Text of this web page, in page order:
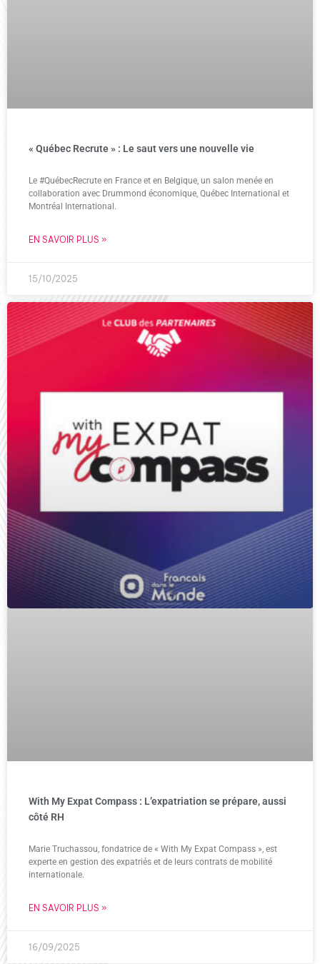
« Québec Recrute » : Le saut vers une nouvelle vie
Le #QuébecRecrute en France et en Belgique, un salon menée en
collaboration avec Drummond économique, Québec International et
Montréal International.
EN SAVOIR PLUS »
15/10/2025
With My Expat Compass : L’expatriation se prépare, aussi
côté RH
Marie Truchassou, fondatrice de « With My Expat Compass », est
experte en gestion des expatriés et de leurs contrats de mobilité
internationale.
EN SAVOIR PLUS »
16/09/2025